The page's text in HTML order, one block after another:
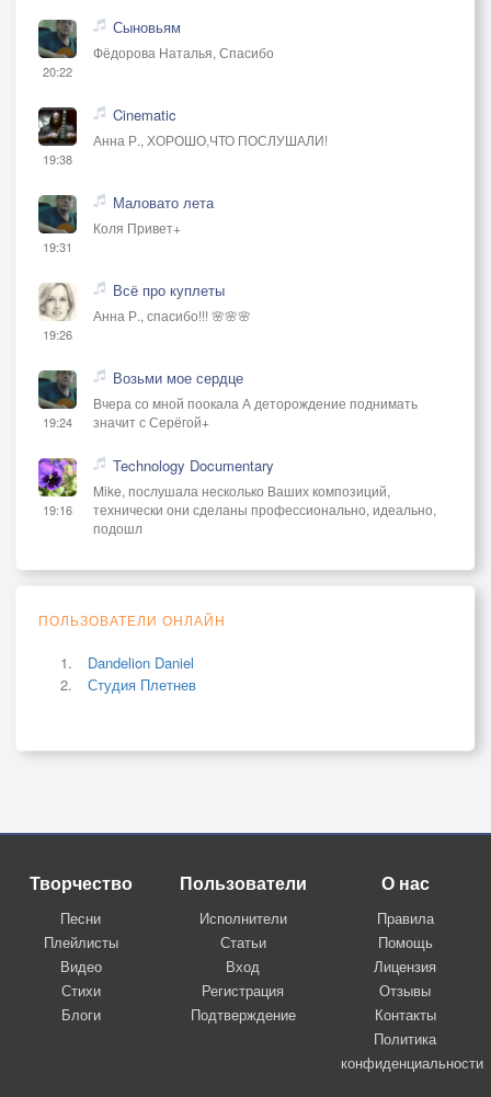
20:22
Сыновьям
Фёдорова Наталья, Спасибо
19:38
Cinematic
Анна Р., ХОРОШО,ЧТО ПОСЛУШАЛИ!
19:31
Маловато лета
Коля Привет+
19:26
Всё про куплеты
Анна Р., спасибо!!! 🌸🌸🌸
19:24
Возьми мое сердце
Вчера со мной поокала А деторождение поднимать
значит с Серёгой+
19:16
Technology Documentary
Mike, послушала несколько Ваших композиций,
технически они сделаны профессионально, идеально,
подошл
ПОЛЬЗОВАТЕЛИ ОНЛАЙН
Dandelion Daniel
Студия Плетнев
Творчество
Песни
Плейлисты
Видео
Стихи
Блоги
Пользователи
Исполнители
Статьи
Вход
Регистрация
Подтверждение
О нас
Правила
Помощь
Лицензия
Отзывы
Контакты
Политика
конфиденциальности